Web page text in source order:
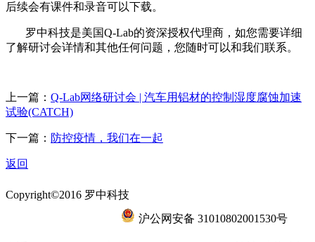
后续会有课件和录音可以下载。
罗中科技是美国Q-Lab的资深授权代理商，如您需要详细
了解研讨会详情和其他任何问题，您随时可以和我们联系。
上一篇： Q-Lab网络研讨会 | 汽车用铝材的控制湿度腐蚀加速
试验(CATCH)
下一篇： 防控疫情，我们在一起
返回
Copyright©2016 罗中科技
沪公网安备 31010802001530号